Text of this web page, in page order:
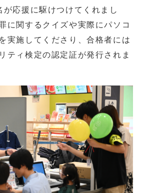
が応援に駆けつけてくれまし
に関するクイズや実際にパソコ
実施してくださり、合格者には
ティ検定の認定証が発行されま